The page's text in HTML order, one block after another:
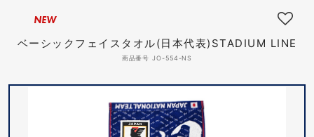
ベーシックフェイスタオル(日本代表)STADIUM LINE
商品番号 JO-554-NS
NEW